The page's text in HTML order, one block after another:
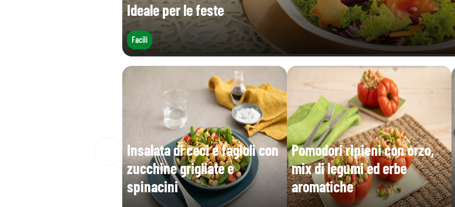
Ideale per le feste
Facili
Insalata di ceci e fagioli con
zucchine grigliate e
spinacini
Pomodori ripieni con orzo,
mix di legumi ed erbe
aromatiche